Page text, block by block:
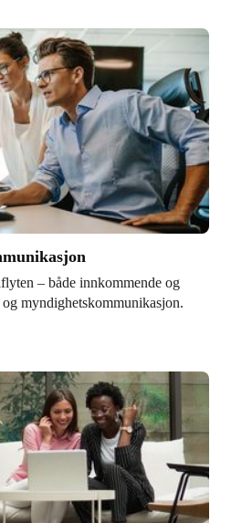
– både innkommende og
myndighetskommunikasjon.